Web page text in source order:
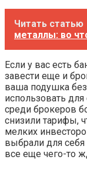
Читать статью
металлы: во
Если у вас есть
завести еще и
ваша подушка
использовать
среди брокеров
снизили тарифы,
мелких
выбрали для
все еще чего-то